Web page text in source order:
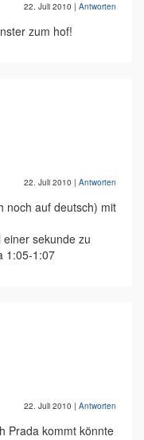
22. Juli 2010 | Antworten
zum hof!
22. Juli 2010 | Antworten
noch auf deutsch) mit
sekunde zu
1:05-1:07
22. Juli 2010 | Antworten
Prada kommt könnte